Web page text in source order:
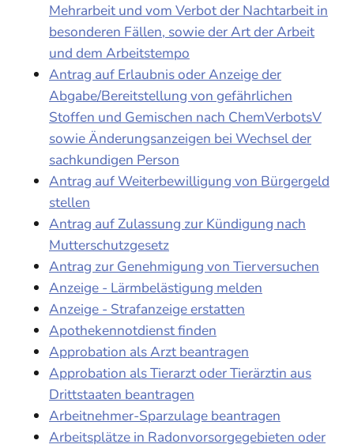
Mehrarbeit und vom Verbot der Nachtarbeit in
besonderen Fällen, sowie der Art der Arbeit
und dem Arbeitstempo
Antrag auf Erlaubnis oder Anzeige der
Abgabe/Bereitstellung von gefährlichen
Stoffen und Gemischen nach ChemVerbotsV
sowie Änderungsanzeigen bei Wechsel der
sachkundigen Person
Antrag auf Weiterbewilligung von Bürgergeld
stellen
Antrag auf Zulassung zur Kündigung nach
Mutterschutzgesetz
Antrag zur Genehmigung von Tierversuchen
Anzeige - Lärmbelästigung melden
Anzeige - Strafanzeige erstatten
Apothekennotdienst finden
Approbation als Arzt beantragen
Approbation als Tierarzt oder Tierärztin aus
Drittstaaten beantragen
Arbeitnehmer-Sparzulage beantragen
Arbeitsplätze in Radonvorsorgegebieten oder